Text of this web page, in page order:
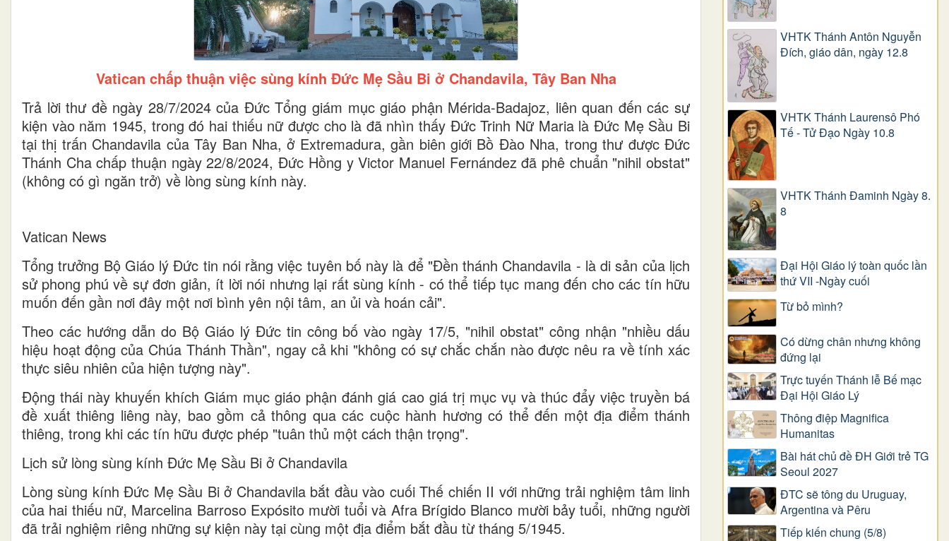
Vatican chấp thuận việc sùng kính Đức Mẹ Sầu Bi ở Chandavila, Tây Ban Nha
Trả lời thư đề ngày 28/7/2024 của Đức Tổng giám mục giáo phận Mérida-Badajoz, liên quan đến các sự
kiện vào năm 1945, trong đó hai thiếu nữ được cho là đã nhìn thấy Đức Trinh Nữ Maria là Đức Mẹ Sầu Bi
tại thị trấn Chandavila của Tây Ban Nha, ở Extremadura, gần biên giới Bồ Đào Nha, trong thư được Đức
Thánh Cha chấp thuận ngày 22/8/2024, Đức Hồng y Victor Manuel Fernández đã phê chuẩn "nihil obstat"
(không có gì ngăn trở) về lòng sùng kính này.
Vatican News
Tổng trưởng Bộ Giáo lý Đức tin nói rằng việc tuyên bố này là để "Đền thánh Chandavila - là di sản của lịch
sử phong phú về sự đơn giản, ít lời nói nhưng lại rất sùng kính - có thể tiếp tục mang đến cho các tín hữu
muốn đến gần nơi đây một nơi bình yên nội tâm, an ủi và hoán cải".
Theo các hướng dẫn do Bộ Giáo lý Đức tin công bố vào ngày 17/5, "nihil obstat" công nhận "nhiều dấu
hiệu hoạt động của Chúa Thánh Thần", ngay cả khi "không có sự chắc chắn nào được nêu ra về tính xác
thực siêu nhiên của hiện tượng này".
Động thái này khuyến khích Giám mục giáo phận đánh giá cao giá trị mục vụ và thúc đẩy việc truyền bá
đề xuất thiêng liêng này, bao gồm cả thông qua các cuộc hành hương có thể đến một địa điểm thánh
thiêng, trong khi các tín hữu được phép "tuân thủ một cách thận trọng".
Lịch sử lòng sùng kính Đức Mẹ Sầu Bi ở Chandavila
Lòng sùng kính Đức Mẹ Sầu Bi ở Chandavila bắt đầu vào cuối Thế chiến II với những trải nghiệm tâm linh
của hai thiếu nữ, Marcelina Barroso Expósito mười tuổi và Afra Brígido Blanco mười bảy tuổi, những người
đã trải nghiệm riêng những sự kiện này tại cùng một địa điểm bắt đầu từ tháng 5/1945.
VHTK Thánh Antôn Nguyễn
Ðích, giáo dân, ngày 12.8
VHTK Thánh Laurensô Phó
Tế - Tử Đạo Ngày 10.8
VHTK Thánh Đaminh Ngày 8.
8
Đại Hội Giáo lý toàn quốc lần
thứ VII -Ngày cuối
Từ bỏ mình?
Có dừng chân nhưng không
đứng lại
Trực tuyến Thánh lễ Bế mạc
Đại Hội Giáo Lý
Thông điệp Magnifica
Humanitas
Bài hát chủ đề ĐH Giới trẻ TG
Seoul 2027
ĐTC sẽ tông du Uruguay,
Argentina và Pêru
Tiếp kiến chung (5/8)